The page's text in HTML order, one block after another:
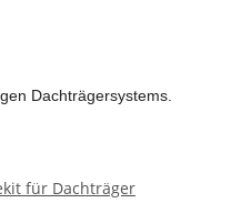
Dachträgersystems.